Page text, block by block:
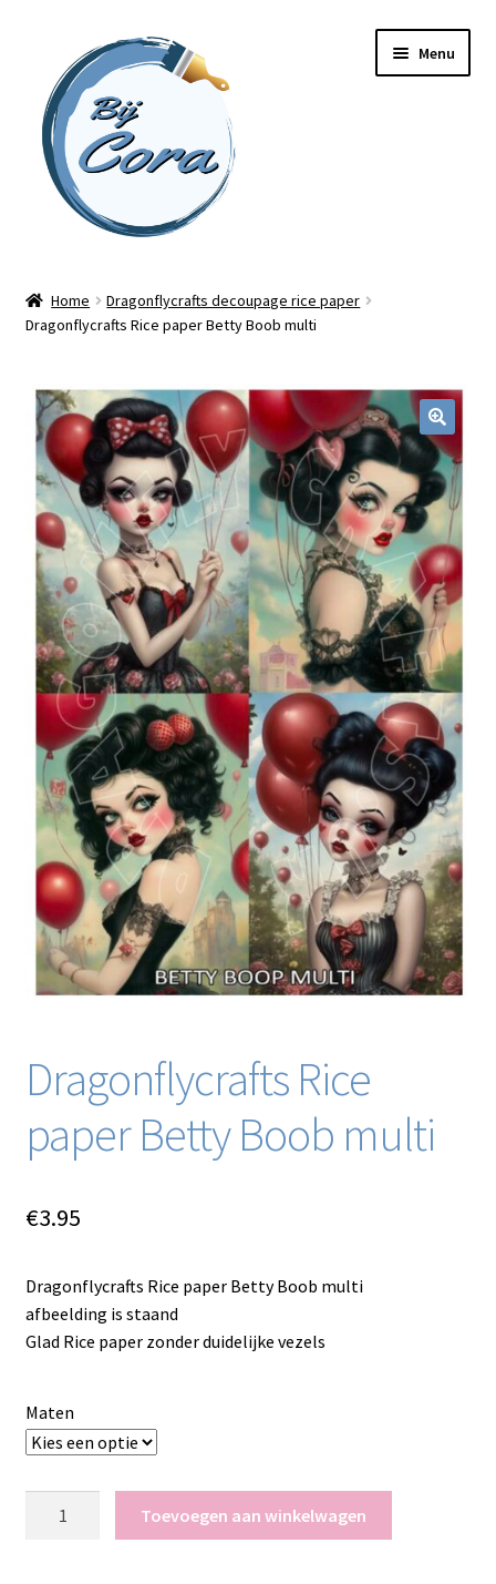
naar
navigatie
inhoud
Menu
Workshops
Online cursussen
Shop
Blog / DIY / Tutorials
Over mij
Contact
Home
Dragonflycrafts decoupage rice paper
Dragonflycrafts Rice paper Betty Boob multi
Dragonflycrafts Rice
paper Betty Boob multi
€3.95
Dragonflycrafts Rice paper Betty Boob multi
afbeelding is staand
Glad Rice paper zonder duidelijke vezels
Maten
Toevoegen aan winkelwagen